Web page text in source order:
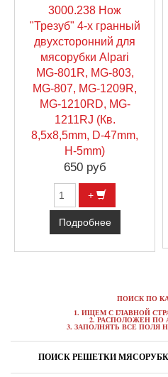
3000.238 Нож
"Трезуб" 4-х гранный
двухсторонний для
мясорубки Alpari
MG-801R, MG-803,
MG-807, MG-1209R,
MG-1210RD, MG-
1211RJ (Кв.
8,5х8,5mm, D-47mm,
H-5mm)
650 руб
+
Подробнее
ПОИСК ПО
1. ИЩЕМ С ГЛАВНОЙ
2. РАСПОЛОЖЕН ПО
3. ЗАПОЛНЯТЬ ВСЕ ПОЛЯ
ПОИСК РЕШЕТКИ